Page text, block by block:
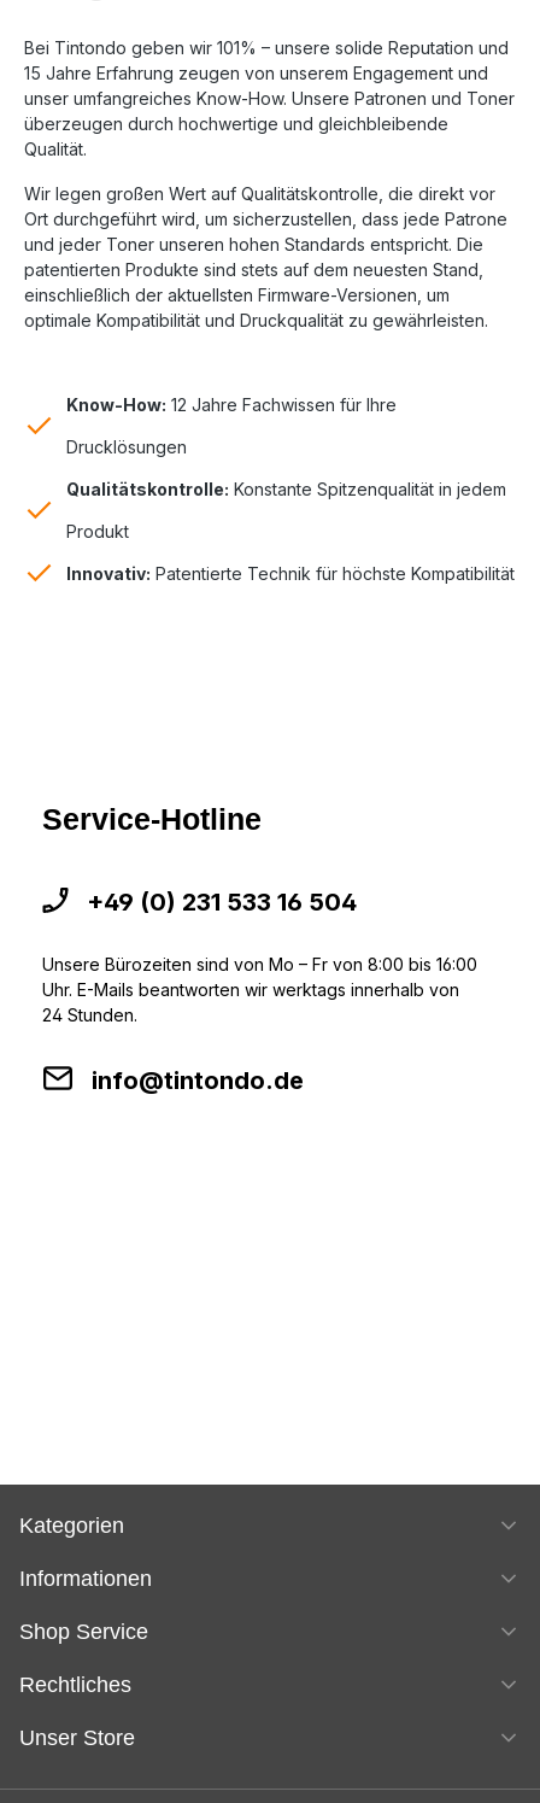
Bei Tintondo geben wir 101% – unsere solide Reputation und
15 Jahre Erfahrung zeugen von unserem Engagement und
unser umfangreiches Know-How. Unsere Patronen und Toner
überzeugen durch hochwertige und gleichbleibende
Qualität.
Wir legen großen Wert auf Qualitätskontrolle, die direkt vor
Ort durchgeführt wird, um sicherzustellen, dass jede Patrone
und jeder Toner unseren hohen Standards entspricht. Die
patentierten Produkte sind stets auf dem neuesten Stand,
einschließlich der aktuellsten Firmware-Versionen, um
optimale Kompatibilität und Druckqualität zu gewährleisten.
Know-How: 12 Jahre Fachwissen für Ihre
Drucklösungen
Qualitätskontrolle: Konstante Spitzenqualität in jedem
Produkt
Innovativ: Patentierte Technik für höchste Kompatibilität
Service-Hotline
+49 (0) 231 533 16 504
Unsere Bürozeiten sind von Mo – Fr von 8:00 bis 16:00
Uhr. E-Mails beantworten wir werktags innerhalb von
24 Stunden.
info@tintondo.de
Kategorien
Informationen
Shop Service
Rechtliches
Unser Store